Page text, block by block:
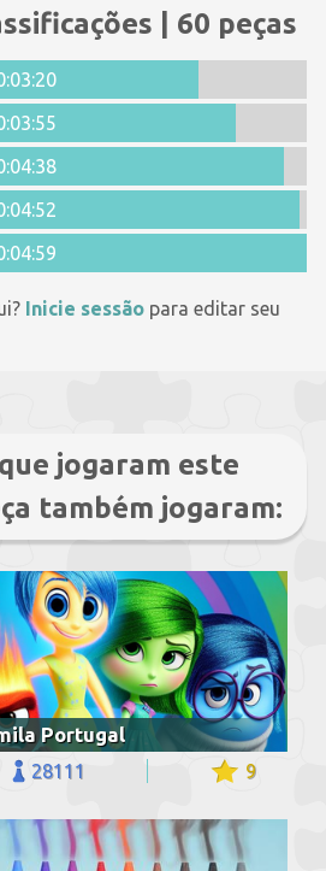
| 60 peças
Inicie sessão para editar seu
jogaram este
também jogaram:
Portugal
28111 9